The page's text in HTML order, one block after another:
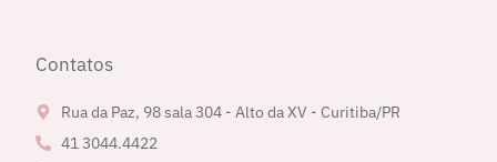
Contatos
Rua da Paz, 98 sala 304 - Alto da XV - Curitiba/PR
41 3044.4422